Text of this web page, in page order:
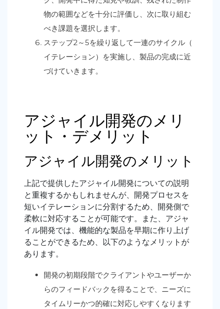
物の範囲などを十分に評価し、次に取り組む
べき課題を選択します。
ステップ2～5を繰り返して一連のサイクル（
イテレーション）を実施し、製品の完成に近
づけていきます。
アジャイル開発のメリ
ット・デメリット
アジャイル開発のメリット
上記で提供したアジャイル開発についての説明
と重複するかもしれませんが、開発プロセスを
短いイテレーションに分割するため、開発側で
柔軟に対応することが可能です。また、アジャ
イル開発では、機能的な製品を早期に作り上げ
ることができるため、以下のようなメリットが
あります。
開発の初期段階でクライアントやユーザーか
らのフィードバックを得ることで、ニーズに
タイムリーかつ的確に対応しやすくなります